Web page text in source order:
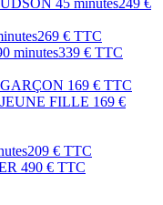
45 minutes249 €
269 € TTC
minutes339 € TTC
169 € TTC
FILLE 169 €
209 € TTC
490 € TTC